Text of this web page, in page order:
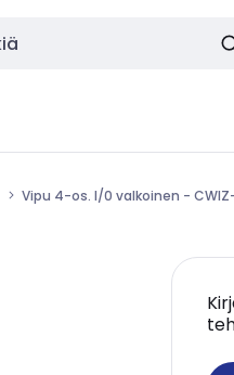
Vipu 4-os. I/0 valkoinen -